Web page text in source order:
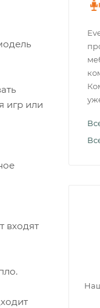
игр или
входят